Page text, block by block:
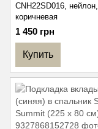
CNH22SD016, нейлон,
коричневая
1 450 грн
Купить